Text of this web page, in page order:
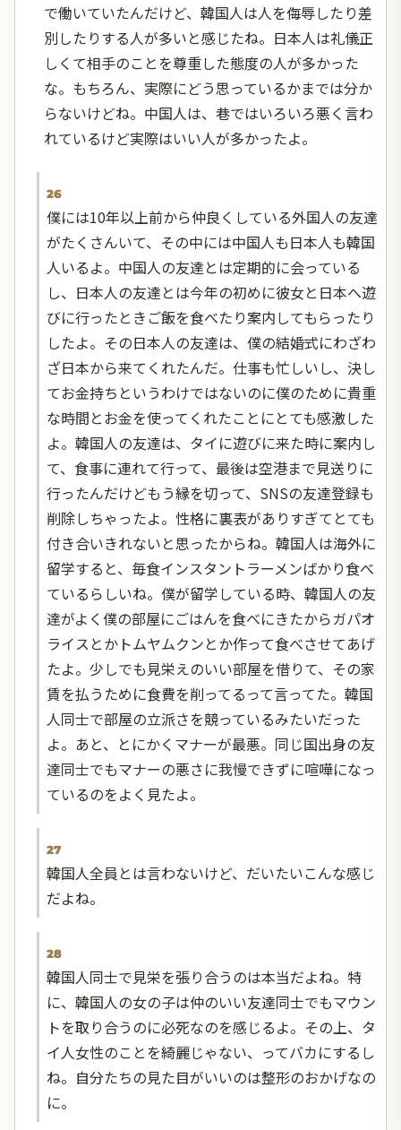
で働いていたんだけど、韓国人は人を侮辱したり差
別したりする人が多いと感じたね。日本人は礼儀正
しくて相手のことを尊重した態度の人が多かった
な。もちろん、実際にどう思っているかまでは分か
らないけどね。中国人は、巷ではいろいろ悪く言わ
れているけど実際はいい人が多かったよ。
26
僕には10年以上前から仲良くしている外国人の友達
がたくさんいて、その中には中国人も日本人も韓国
人いるよ。中国人の友達とは定期的に会っている
し、日本人の友達とは今年の初めに彼女と日本へ遊
びに行ったときご飯を食べたり案内してもらったり
したよ。その日本人の友達は、僕の結婚式にわざわ
ざ日本から来てくれたんだ。仕事も忙しいし、決し
てお金持ちというわけではないのに僕のために貴重
な時間とお金を使ってくれたことにとても感激した
よ。韓国人の友達は、タイに遊びに来た時に案内し
て、食事に連れて行って、最後は空港まで見送りに
行ったんだけどもう縁を切って、SNSの友達登録も
削除しちゃったよ。性格に裏表がありすぎてとても
付き合いきれないと思ったからね。韓国人は海外に
留学すると、毎食インスタントラーメンばかり食べ
ているらしいね。僕が留学している時、韓国人の友
達がよく僕の部屋にごはんを食べにきたからガパオ
ライスとかトムヤムクンとか作って食べさせてあげ
たよ。少しでも見栄えのいい部屋を借りて、その家
賃を払うために食費を削ってるって言ってた。韓国
人同士で部屋の立派さを競っているみたいだった
よ。あと、とにかくマナーが最悪。同じ国出身の友
達同士でもマナーの悪さに我慢できずに喧嘩になっ
ているのをよく見たよ。
27
韓国人全員とは言わないけど、だいたいこんな感じ
だよね。
28
韓国人同士で見栄を張り合うのは本当だよね。特
に、韓国人の女の子は仲のいい友達同士でもマウン
トを取り合うのに必死なのを感じるよ。その上、タ
イ人女性のことを綺麗じゃない、ってバカにするし
ね。自分たちの見た目がいいのは整形のおかげなの
に。